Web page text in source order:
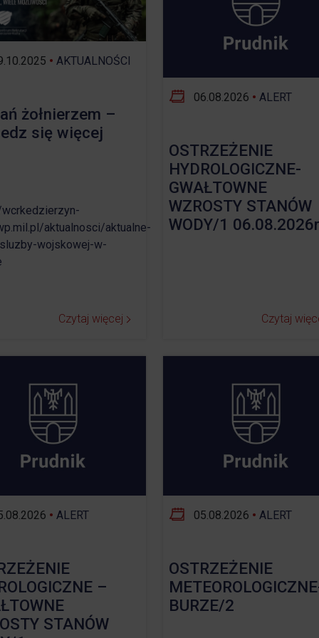
• AKTUALNOŚCI
żołnierzem –
się więcej
wcrkedzierzyn-
aktualnosci/aktualne-
sluzby-wojskowej-w-
Czytaj więcej
06.08.2026 • ALERT
OSTRZEŻENIE
HYDROLOGICZNE-
GWAŁTOWNE
WZROSTY STANÓW
WODY/1
Czytaj
• ALERT
–
STANÓW
05.08.2026 • ALERT
OSTRZEŻENIE
BURZE/2
nad zwierzętami bezdomnymi
JAZDY AUTOBUSÓW – KOMUNIKACJA